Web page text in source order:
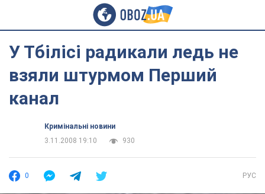
У Тбілісі радикали ледь не
взяли штурмом Перший
канал
Кримінальні новини
3.11.2008 19:10
930
0 РУС